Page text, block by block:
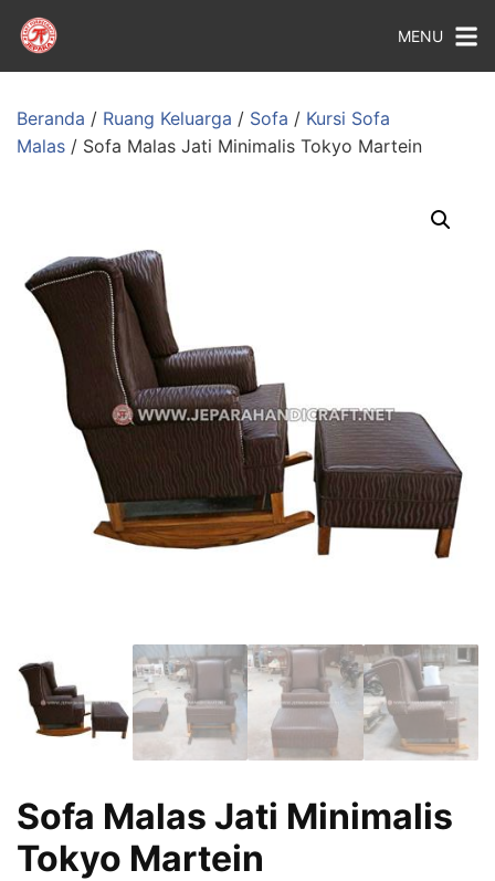
MENU
Beranda / Ruang Keluarga / Sofa / Kursi Sofa
Malas / Sofa Malas Jati Minimalis Tokyo Martein
Sofa Malas Jati Minimalis
Tokyo Martein